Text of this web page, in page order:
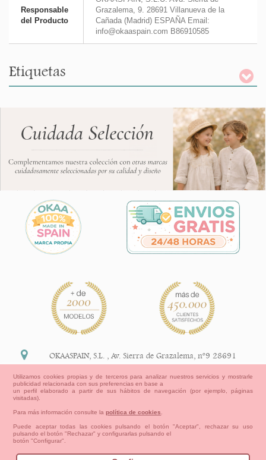
Responsable
del Producto
Grazalema, 9. 28691 Villanueva de la
Cañada (Madrid) ESPAÑA Email:
info@okaaspain.com B86910585
Etiquetas
Información Legal
política de devoluciones y reembolsos
OKAASPAIN, S.L. ,Av. Sierra de Grazalema, nº9 28691
+34 91 113 89 09
Utilizamos cookies propias y de terceros para analizar nuestros servicios y mostrarle
publicidad relacionada con sus preferencias en base a
un perfil elaborado a partir de sus hábitos de navegación (por ejemplo, páginas
visitadas).
Para más información consulte lapolítica de cookies
Puede aceptar todas las cookies pulsando el botón "Aceptar", rechazar su uso
pulsando el botón "Rechazar" y configurarlas pulsando el
botón "Configurar".